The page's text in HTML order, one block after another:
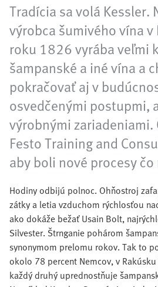
Tradícia sa volá Kessler.
výrobca šumivého vína v
roku 1826 vyrába veľmi
šampanské a iné vína a
pokračovať aj v
osvedčenými postupmi,
výrobnými zariadeniami.
Festo Training and
aby boli nové procesy
Hodiny odbijú polnoc. Ohňostroj
zátky a letia vzduchom rýchlosťou
ako dokáže bežať Usain Bolt,
Silvester. Štrnganie pohárom
synonymom prelomu rokov. Tak to
okolo 78 percent Nemcov, v
každý druhý uprednostňuje